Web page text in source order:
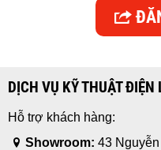
DỊCH VỤ KỸ THUẬT
Hỗ trợ khách hàng:
Showroom: 43